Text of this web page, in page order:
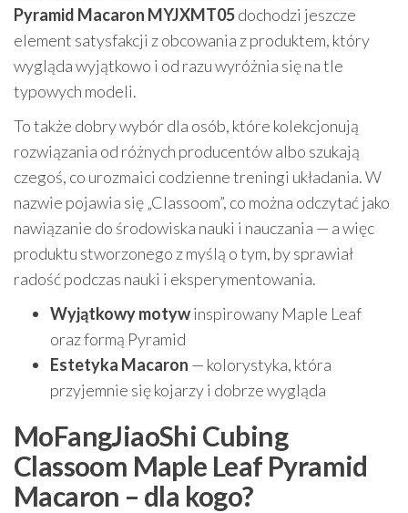
Pyramid Macaron MYJXMT05dochodzi jeszcze
element satysfakcji z obcowania z produktem, który
wygląda wyjątkowo i od razu wyróżnia się na tle
typowych modeli.
To także dobry wybór dla osób, które kolekcjonują
rozwiązania od różnych producentów albo szukają
czegoś, co urozmaici codzienne treningi układania. W
nazwie pojawia się „Classoom”, co można odczytać jako
nawiązanie do środowiska nauki i nauczania — a więc
produktu stworzonego z myślą o tym, by sprawiał
radość podczas nauki i eksperymentowania.
Wyjątkowy motywinspirowany Maple Leaf
oraz formą Pyramid
Estetyka Macaron — kolorystyka, która
przyjemnie się kojarzy i dobrze wygląda
MoFangJiaoShi Cubing
Classoom Maple Leaf Pyramid
Macaron – dla kogo?